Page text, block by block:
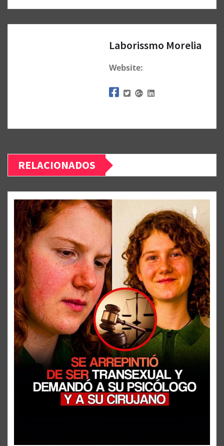
Laborissmo Morelia
Website:
RELACIONADOS